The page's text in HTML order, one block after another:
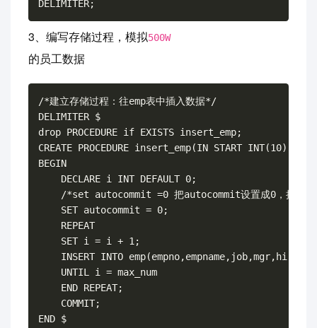
3、编写存储过程，模拟500W
的员工数据
/*建立存储过程：往emp表中插入数据*/
DELIMITER $
drop PROCEDURE if EXISTS insert_emp;
CREATE PROCEDURE insert_emp(IN START INT(10),IN
BEGIN
DECLARE i INT DEFAULT 0;
/*set autocommit =0 把autocommit设置成0，把默认
SET autocommit = 0;
REPEAT
SET i = i + 1;
INSERT INTO
UNTIL i = max_num
END REPEAT;
COMMIT;
END $